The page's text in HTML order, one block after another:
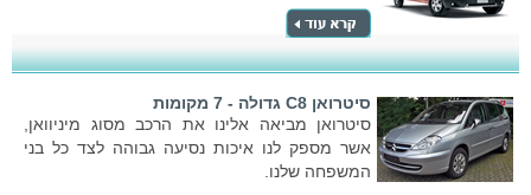
סיטרואן C8 גדולה - 7 מקומות
סיטרואן מביאה אלינו את הרכב מסוג מיניוואן,
אשר מספק לנו איכות נסיעה גבוהה לצד כל בני
המשפחה שלנו.